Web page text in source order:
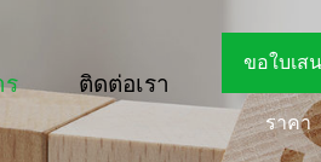
ติดต่อเรา
ขอใบเส
ราคา